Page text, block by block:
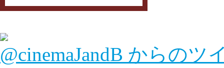
@cinemaJandB からのツ